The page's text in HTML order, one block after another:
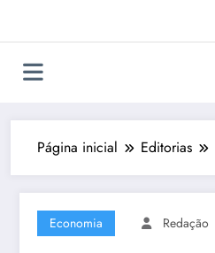
Página inicial Editorias
Economia Redação